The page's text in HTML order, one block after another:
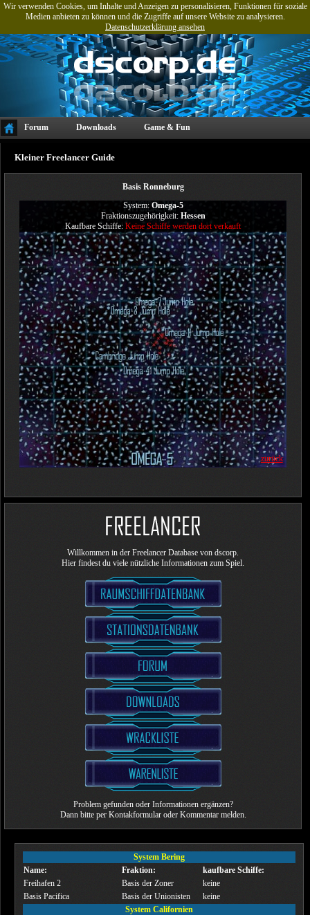
Wir verwenden Cookies, um Inhalte und Anzeigen zu personalisieren, Funktionen für soziale
Medien anbieten zu können und die Zugriffe auf unsere Website zu analysieren.
Datenschutzerklärung ansehen
Forum Downloads Game & Fun
Kleiner Freelancer Guide
Basis Ronneburg
System: Omega-5
Fraktionszugehörigkeit: Hessen
Kaufbare Schiffe:Keine Schiffe werden dort verkauft
zurück
Willkommen in der Freelancer Database von dscorp.
Hier findest du viele nützliche Informationen zum Spiel.
Problem gefunden oder Informationen ergänzen?
Dann bitte per Kontakformular oder Kommentar melden.
System Bering
Name:
Fraktion:
kaufbare Schiffe:
Freihafen 2
Basis der Zoner
keine
Basis Pacifica
Basis der Unionisten
keine
System Californien